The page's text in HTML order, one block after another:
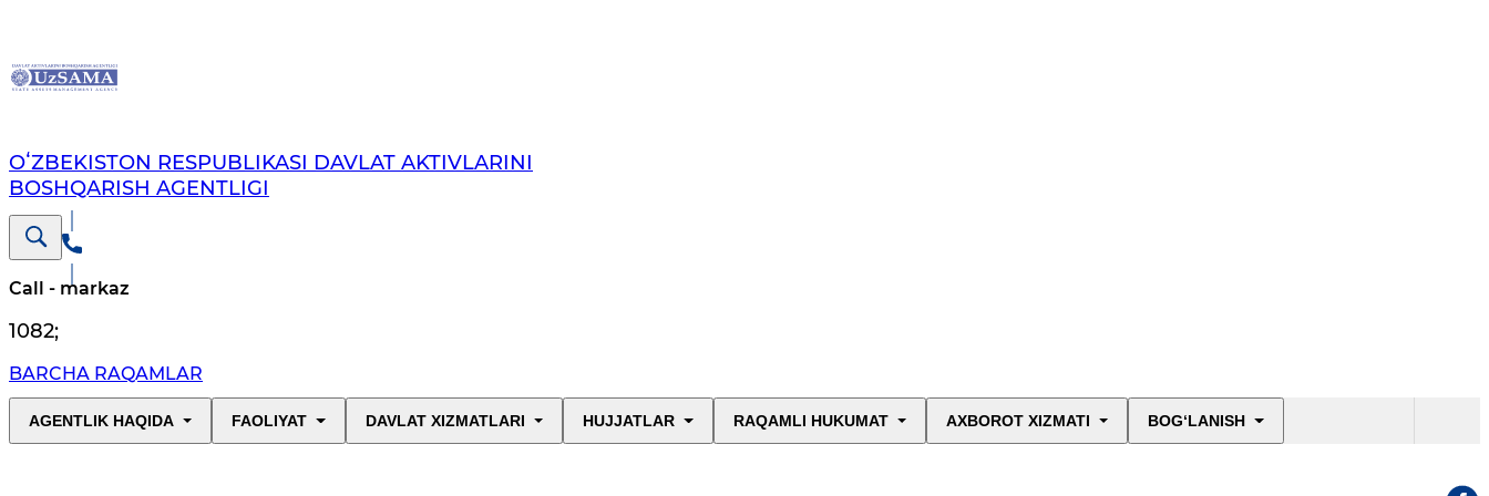
OʻZBEKISTON RESPUBLIKASI DAVLAT AKTIVLARINI
BOSHQARISH AGENTLIGI
Call - markaz
1082;
BARCHA RAQAMLAR
AGENTLIK HAQIDA FAOLIYAT DAVLAT XIZMATLARI HUJJATLAR RAQAMLI HUKUMAT AXBOROT XIZMATI BOG‘LANISH